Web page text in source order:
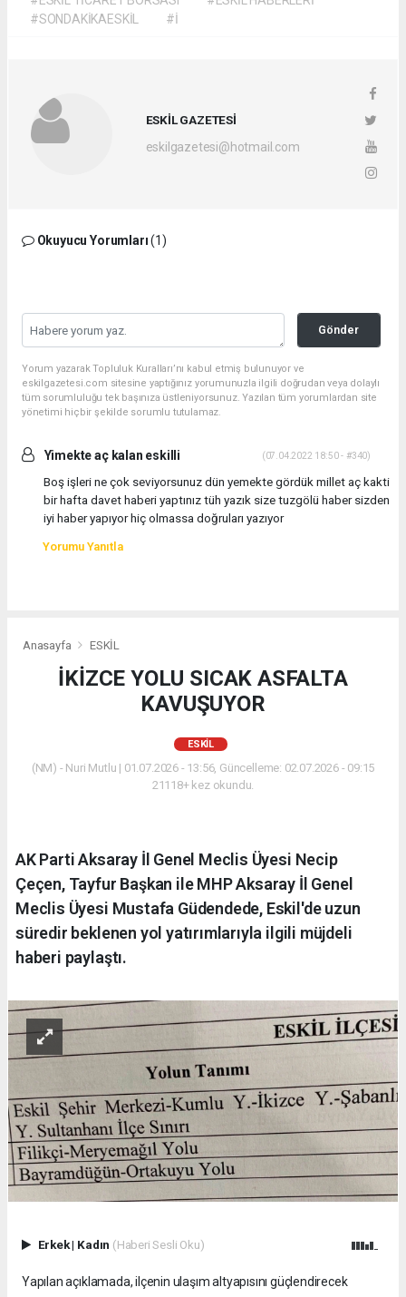
#SONDAKİKAESKİL
#İ
ESKİL GAZETESİ
eskilgazetesi@hotmail.com
Okuyucu Yorumları(1)
Gönder
Yorum yazarak Topluluk Kuralları’nı kabul etmiş bulunuyor ve
eskilgazetesi.com sitesine yaptığınız yorumunuzla ilgili doğrudan veya dolaylı
tüm sorumluluğu tek başınıza üstleniyorsunuz. Yazılan tüm yorumlardan site
yönetimi hiçbir şekilde sorumlu tutulamaz.
Yimekte aç kalan eskilli (07.04.2022 18:50 - #340)
Boş işleri ne çok seviyorsunuz dün yemekte gördük millet aç kakti
bir hafta davet haberi yaptınız tüh yazık size tuzgölü haber sizden
iyi haber yapıyor hiç olmassa doğruları yazıyor
Yorumu Yanıtla
Anasayfa ESKİL
İKİZCE YOLU SICAK ASFALTA
KAVUŞUYOR
ESKİL
(NM) - Nuri Mutlu | 01.07.2026 - 13:56, Güncelleme: 02.07.2026 - 09:15
21118+ kez okundu.
AK Parti Aksaray İl Genel Meclis Üyesi Necip
Çeçen, Tayfur Başkan ile MHP Aksaray İl Genel
Meclis Üyesi Mustafa Güdendede, Eskil'de uzun
süredir beklenen yol yatırımlarıyla ilgili müjdeli
haberi paylaştı.
Erkek| Kadın (Haberi Sesli Oku)
Yapılan açıklamada, ilçenin ulaşım altyapısını güçlendirecek